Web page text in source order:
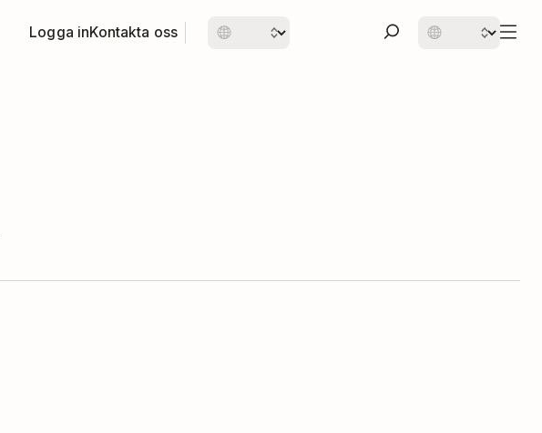
Logga inKontakta oss